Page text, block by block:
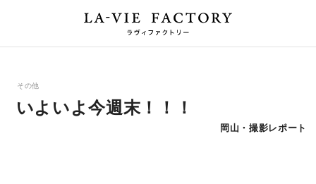
その他
いよいよ今週末！！！
岡山・撮影レポート